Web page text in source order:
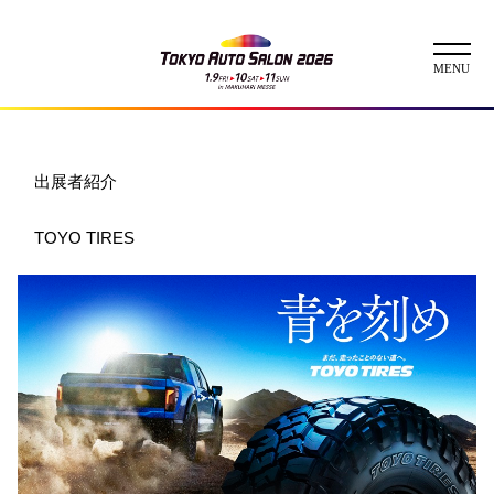
イベント
コンテスト
出展者
出展者一覧
展示車両一覧
イメージガール
出展者紹介
TOYO TIRES